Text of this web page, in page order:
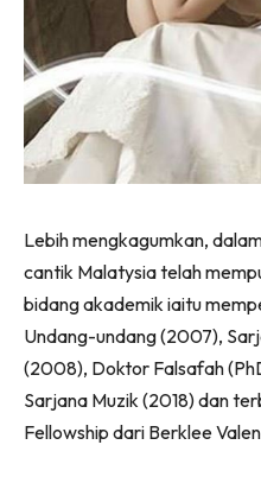
Lebih mengkagumkan,
cantik Malatysia telah
bidang akademik iaitu
Undang-undang (2007),
(2008), Doktor Falsafah
Sarjana Muzik (2018) dan
Fellowship dari Berklee